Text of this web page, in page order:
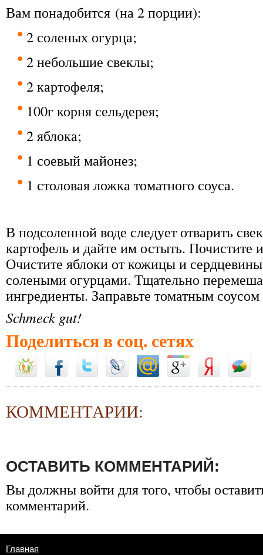
Вам понадобится (на 2 порции):
2 соленых огурца;
2 небольшие свеклы;
2 картофеля;
100г корня сельдерея;
2 яблока;
1 соевый майонез;
1 столовая ложка томатного соуса.
В подсоленной воде следует отварить
картофель и дайте им остыть. Почистите
Очистите яблоки от кожицы и
солеными огурцами. Тщательно
ингредиенты. Заправьте томатным
Schmeck gut!
Поделиться в соц. сетях
КОММЕНТАРИИ:
ОСТАВИТЬ КОММЕНТАРИЙ:
Вы должнывойтидля того, чтобы
комментарий.
Главная